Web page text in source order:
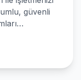
güvenli
SEO